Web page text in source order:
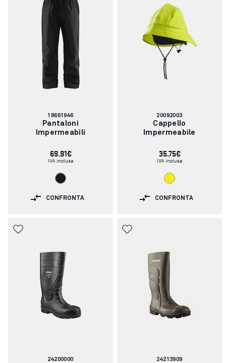
Codice
articolo:
18661946
Pantaloni
Impermeabili
69.91€
IVA inclusa
CONFRONTA
Codice
articolo:
20092003
Cappello
Impermeabile
35.75€
IVA inclusa
CONFRONTA
Codice
24200000
Codice
24213909